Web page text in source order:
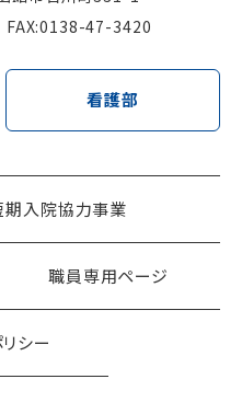
FAX:0138-47-3420
看護部
⼊院協⼒事業
職員専⽤ページ
シー